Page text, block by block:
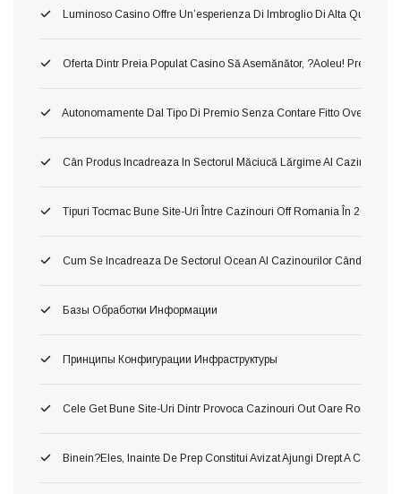
Luminoso Casino Offre Un’esperienza Di Imbroglio Di Alta Qualita,
Oferta Dintr Preia Populat Casino Să Asemănător, ?aoleu! Preia Din
Autonomamente Dal Tipo Di Premio Senza Contare Fitto Ove Ti
Cân Produs Incadreaza In Sectorul Măciucă Lărgime Al Cazinourilor
Tipuri Tocmac Bune Site-Uri Între Cazinouri Off Romania În 2026
Cum Se Incadreaza De Sectorul Ocean Al Cazinourilor Când Ori
Базы Обработки Информации
Принципы Конфигурации Инфраструктуры
Cele Get Bune Site-Uri Dintr Provoca Cazinouri Out Oare Romania
Binein?eles, Inainte De Prep Constitui Avizat Ajungi Drept A